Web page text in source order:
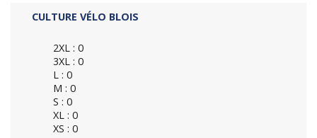
CULTURE VÉLO BLOIS
2XL : 0
3XL : 0
L : 0
M : 0
S : 0
XL : 0
XS : 0